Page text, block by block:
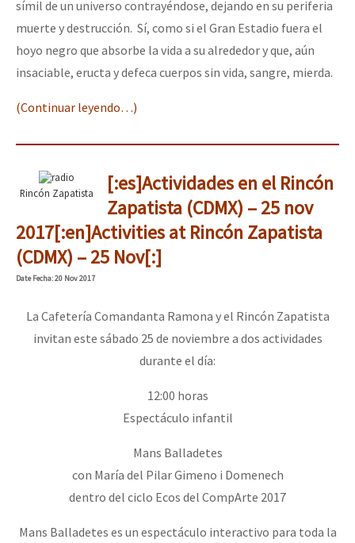
símil de un universo contrayéndose, dejando en su periferia
muerte y destrucción. Sí, como si el Gran Estadio fuera el
hoyo negro que absorbe la vida a su alrededor y que, aún
insaciable, eructa y defeca cuerpos sin vida, sangre, mierda.
(Continuar leyendo…)
Rincón Zapatista
[:es]Actividades en el Rincón
Zapatista (CDMX) – 25 nov
2017[:en]Activities at Rincón Zapatista
(CDMX) – 25 Nov[:]
DateFecha: 20 Nov 2017
La Cafetería Comandanta Ramona y el Rincón Zapatista
invitan este sábado 25 de noviembre a dos actividades
durante el día:
12:00 horas
Espectáculo infantil
Mans Balladetes
con María del Pilar Gimeno i Domenech
dentro del ciclo Ecos del CompArte 2017
Mans Balladetes es un espectáculo interactivo para toda la